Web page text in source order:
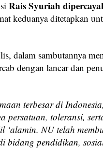
Rais Syuriah
keduanya ditetapkan
dalam sambutannya
dengan lancar dan
terbesar di
persatuan, toleransi,
NU telah
bidang pendidikan,